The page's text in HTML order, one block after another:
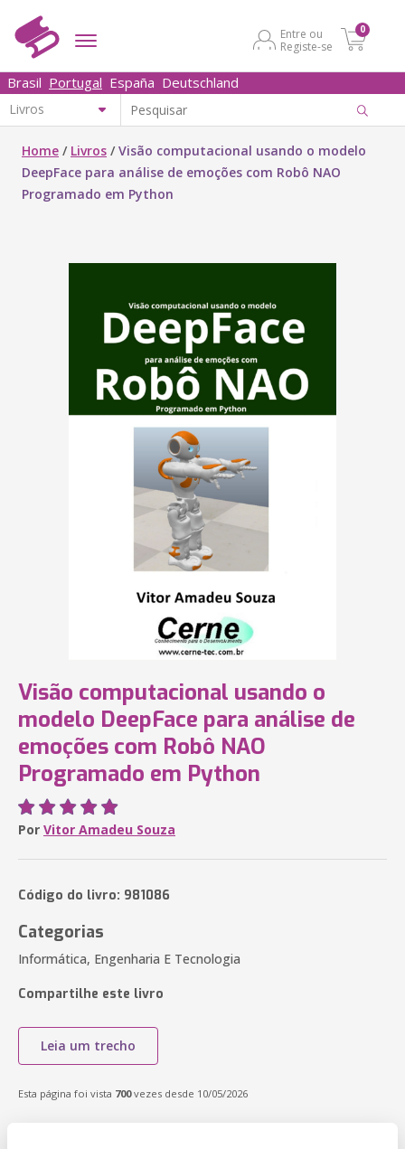
Entre ou
Registe-se
0
Brasil Portugal España Deutschland
Home / Livros /Visão computacional usando o modelo
DeepFace para análise de emoções com Robô NAO
Programado em Python
Visão computacional usando o
modelo DeepFace para análise de
emoções com Robô NAO
Programado em Python
Por Vitor Amadeu Souza
Código do livro: 981086
Categorias
Informática, Engenharia E Tecnologia
Compartilhe este livro
Leia um trecho
Esta página foi vista 700vezes desde 10/05/2026